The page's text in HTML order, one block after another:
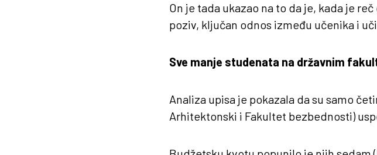
On je tada ukazao na to da je, kada je
poziv, ključan odnos između učenika i
Sve manje studenata na državnim
Analiza upisa je pokazala da su samo
Arhitektonski i Fakultet bezbednosti)